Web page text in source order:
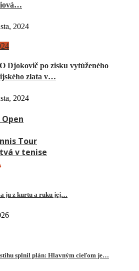
2024
Djokovič po zisku vytúženého
zlata v…
2024
Tour
v tenise
ju z kurtu a ruku jej…
splnil plán: Hlavným cieľom je…